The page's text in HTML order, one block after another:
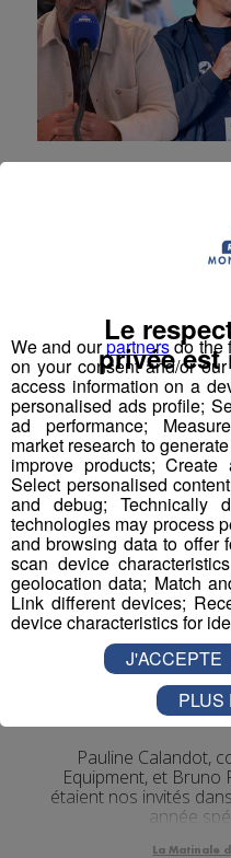
Lagoped et Tree
innovantes
Éco-
Interview Éco-
Redeem
Pauline Calandot,
Equipment, et Bruno
étaient nos invités
année
La Matinale
We and ourpartnersdo the
on your consent and/or
access information on a
personalised ads profile;
ad performance;
market research to
improve products;
Select personalised
and debug; Technically
technologies may process
and browsing data to offer
scan device
geolocation data; Match
Link different devices;
device characteristics for
Le
privée
J'ACCEPTE
PLUS